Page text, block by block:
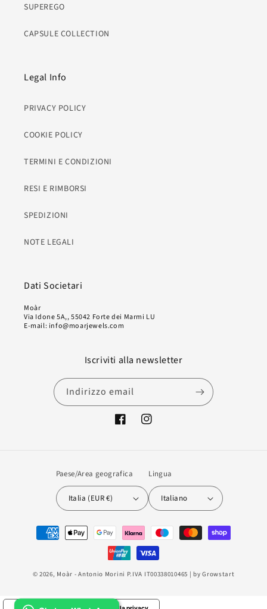
SUPEREGO
CAPSULE COLLECTION
Legal Info
PRIVACY POLICY
COOKIE POLICY
TERMINI E CONDIZIONI
RESI E RIMBORSI
SPEDIZIONI
NOTE LEGALI
Dati Societari
Moàr
Via Idone 5A,, 55042 Forte dei Marmi LU
E-mail: info@moarjewels.com
Iscriviti alla newsletter
Indirizzo email
FacebookInstagram
Paese/Area geografica
Italia (EUR €)
Lingua
Italiano
Metodi
© 2026, Moàr - Antonio Morini P.IVA IT00338010465 | byGrowstart